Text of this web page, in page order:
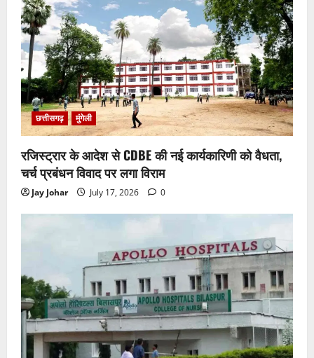
छत्तीसगढ़ मुंगेली
रजिस्ट्रार के आदेश से CDBE की नई कार्यकारिणी को वैधता,
चर्च प्रबंधन विवाद पर लगा विराम
Jay Johar July 17, 2026 0